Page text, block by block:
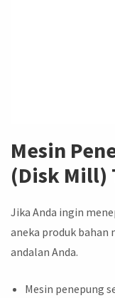
Mesin
(Disk Mill)
Jika Anda ingin
aneka produk bahan
andalan Anda.
Mesin penepung